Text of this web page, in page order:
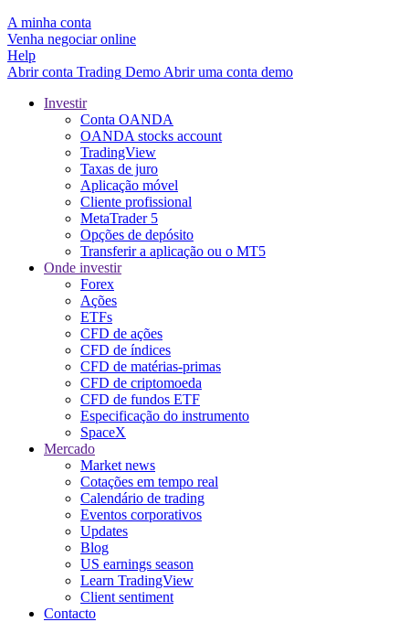
A minha conta
Venha negociar online
Help
Abrir conta Trading Demo Abrir uma conta demo
Investir
Conta OANDA
OANDA stocks account
TradingView
Taxas de juro
Aplicação móvel
Cliente profissional
MetaTrader 5
Opções de depósito
Transferir a aplicação ou o MT5
Onde investir
Forex
Ações
ETFs
CFD de ações
CFD de índices
CFD de matérias-primas
CFD de criptomoeda
CFD de fundos ETF
Especificação do instrumento
SpaceX
Mercado
Market news
Cotações em tempo real
Calendário de trading
Eventos corporativos
Updates
Blog
US earnings season
Learn TradingView
Client sentiment
Contacto